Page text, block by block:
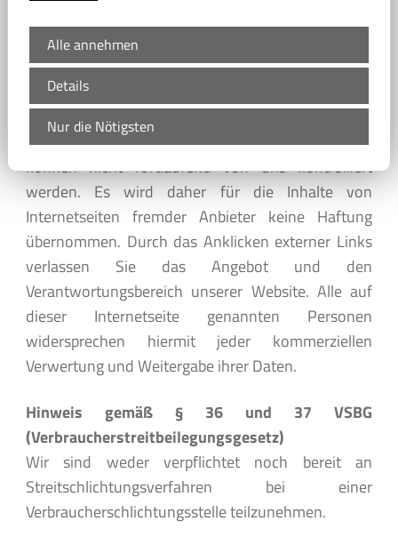
ungehinderten Zugang zu den Inhalten. Trotz
sorgfältiger inhaltlicher Kontrolle übernehmen wir
keine Haftung für die Inhalte externer Links. Für
den Inhalt der verlinkten Seiten sind ausschließlich
deren Betreiber verantwortlich. Diese Inhalte
können nicht fortlaufend von uns kontrolliert
werden. Es wird daher für die Inhalte von
Internetseiten fremder Anbieter keine Haftung
übernommen. Durch das Anklicken externer Links
verlassen Sie das Angebot und den
Verantwortungsbereich unserer Website. Alle auf
dieser Internetseite genannten Personen
widersprechen hiermit jeder kommerziellen
Verwertung und Weitergabe ihrer Daten.
Hinweis gemäß § 36 und 37 VSBG
(Verbraucherstreitbeilegungsgesetz)
Wir sind weder verpflichtet noch bereit an
Streitschlichtungsverfahren bei einer
Verbraucherschlichtungsstelle teilzunehmen.
Alle annehmen
Details
Nur die Nötigsten